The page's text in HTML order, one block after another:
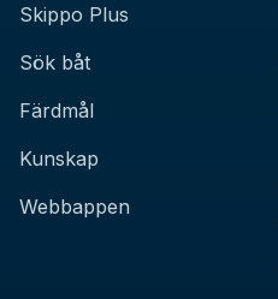
Skippo Plus
Sök båt
Färdmål
Kunskap
Webbappen